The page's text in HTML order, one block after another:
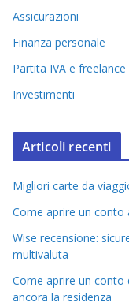
Assicurazioni
Finanza personale
Partita IVA e freelance
Investimenti
Articoli recenti
Migliori carte da
Come aprire un conto
Wise recensione:
multivaluta
Come aprire un conto
ancora la residenza